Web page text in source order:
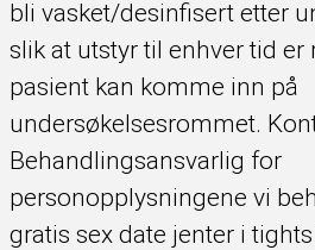
bli vasket/desinfisert etter
slik at utstyr til enhver tid er
pasient kan komme inn på
undersøkelsesrommet.
Behandlingsansvarlig for
personopplysningene vi
gratis sex date jenter i